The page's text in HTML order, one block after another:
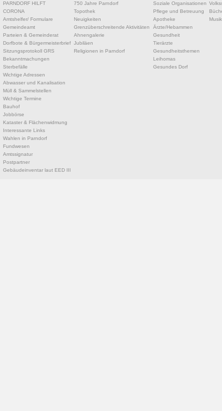
PARNDORF HILFT
CORONA
Amtshelfer/ Formulare
Gemeindeamt
Parteien & Gemeinderat
Dorfbote & Bürgermeisterbrief
Sitzungsprotokoll GRS
Bekanntmachungen
Sterbefälle
Wichtige Adressen
Abwasser und Kanalisation
Müll & Sammelstellen
Wichtige Termine
Bauhof
Jobbörse
Kataster & Flächenwidmung
Interessante Links
Wahlen in Parndorf
Fundwesen
Amtssignatur
Postpartner
Gebäudeinventar laut EED III
750 Jahre Parndorf
Topothek
Neuigkeiten
Grenzüberschreitende Aktivitäten
Ahnengalerie
Jubiläen
Religionen in Parndorf
Soziale Organisationen
Pflege und Betreuung
Apotheke
Ärzte/Hebammen
Gesundheit
Tierärzte
Gesundheitsthemen
Leihomas
Gesundes Dorf